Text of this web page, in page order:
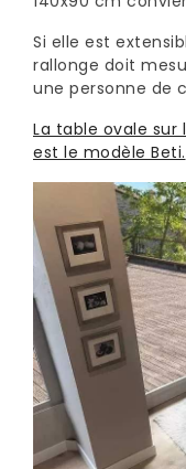
Si elle est
rallonge doit
une personne de
La table ovale
est le modèle Beti.